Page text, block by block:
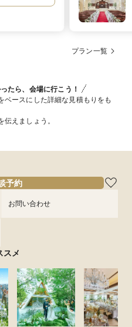
プラン一覧
たら、会場に行こう！
ベースにした詳細な見積もりをも
えましょう。
予約
お問い合わせ
スメ